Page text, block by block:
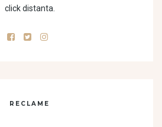
click distanta.
RECLAME